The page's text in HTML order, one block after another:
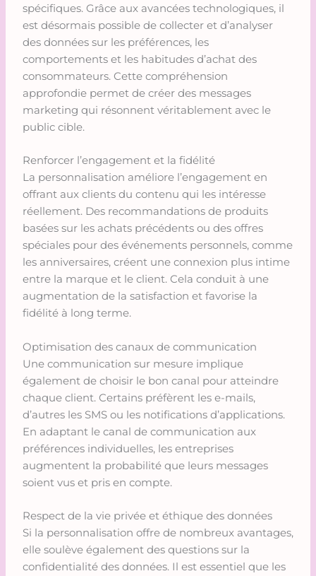
spécifiques. Grâce aux avancées technologiques, il
est désormais possible de collecter et d’analyser
des données sur les préférences, les
comportements et les habitudes d’achat des
consommateurs. Cette compréhension
approfondie permet de créer des messages
marketing qui résonnent véritablement avec le
public cible.
Renforcer l’engagement et la fidélité
La personnalisation améliore l’engagement en
offrant aux clients du contenu qui les intéresse
réellement. Des recommandations de produits
basées sur les achats précédents ou des offres
spéciales pour des événements personnels, comme
les anniversaires, créent une connexion plus intime
entre la marque et le client. Cela conduit à une
augmentation de la satisfaction et favorise la
fidélité à long terme.
Optimisation des canaux de communication
Une communication sur mesure implique
également de choisir le bon canal pour atteindre
chaque client. Certains préfèrent les e-mails,
d’autres les SMS ou les notifications d’applications.
En adaptant le canal de communication aux
préférences individuelles, les entreprises
augmentent la probabilité que leurs messages
soient vus et pris en compte.
Respect de la vie privée et éthique des données
Si la personnalisation offre de nombreux avantages,
elle soulève également des questions sur la
confidentialité des données. Il est essentiel que les